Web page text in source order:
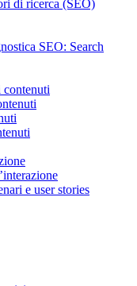
di ricerca (SEO)
SEO: Search
contenuti
e user stories